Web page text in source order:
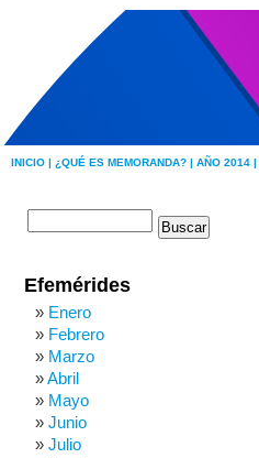
INICIO | ¿QUÉ ES MEMORANDA? | AÑO 2014 |
Efemérides
Enero
Febrero
Marzo
Abril
Mayo
Junio
Julio